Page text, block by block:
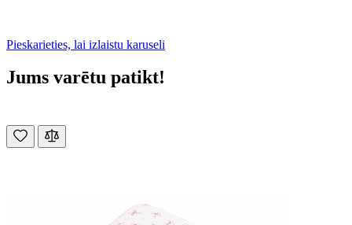
Pieskarieties, lai izlaistu karuseli
Jums varētu patikt!